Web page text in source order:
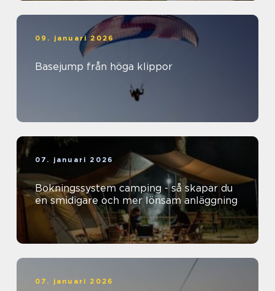
09. januari 2026
Basejump från höga klippor
07. januari 2026
Bokningssystem camping - så skapar du
en smidigare och mer lönsam anläggning
07. januari 2026